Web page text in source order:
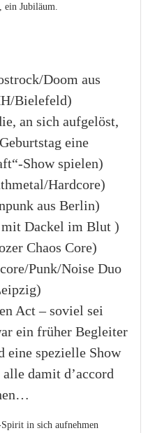
Jubiläum.
Doom aus
Bielefeld)
an sich aufgelöst,
eine
Show spielen)
Hardcore)
aus Berlin)
Dackel im Blut )
Chaos Core)
Punk/Noise Duo
Act – soviel sei
ein früher Begleiter
eine spezielle Show
damit d’accord
in sich aufnehmen